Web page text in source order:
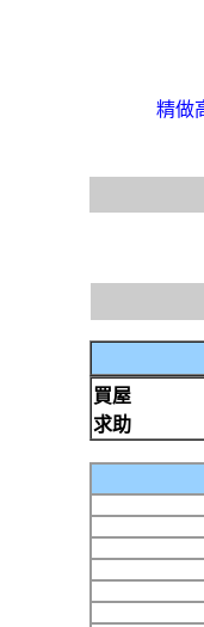
精做
買屋
求助